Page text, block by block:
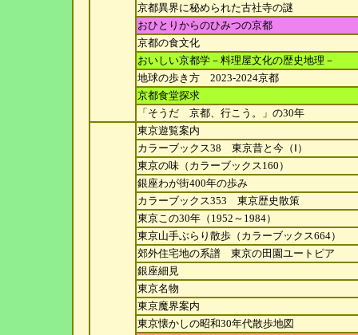
京都異界に秘められた古社寺の謎
おひとりからのひみつの京都
京都の食文化
おいしい京都学－料理屋文化の歴史地理－
地球の歩き方 2023-2024京都
京都食堂探求
「そうだ 京都、行こう。」の30年
東京遊覧案内
カラーブックス38 東京昔と今（Ⅰ）
東京の味（カラーブックス160）
銀座わが街400年の歩み
カラーブックス353 東京歴史散策
東京この30年（1952～1984）
東京山手ぶらり散歩（カラーブックス664）
郊外住宅地の系譜 東京の田園ユートピア
銀座細見
東京名物
東京魔界案内
東京懐かしの昭和30年代散歩地図